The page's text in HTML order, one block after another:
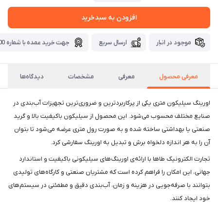
افزودن به سبدخرید
موجود در انبار ارسال سریع جهت خرید عمده با شماره 09371115700 تماس بگیرید.
معرفی محصول معرفی مشخصات دیدگاه‌ها
اورینگ سیلیکون متری یکی از پرکاربردترین و ضروری‌ترین تجهیزات آب‌بندی در
صنایع مختلف محسوب می‌شود. این محصول از سیلیکون باکیفیت بالا و گرید
صنعتی یا بهداشتی ساخته شده و به صورت رول متری عرضه می‌شود تا بتوان
آن را به هر اندازه دلخواه برش و تبدیل به اورینگ سفارشی کرد.
تجارت الکترونیک طاها با ارائه‌ی اورینگ‌های سیلیکونی باکیفیت و استاندارد
جهانی، این امکان را فراهم کرده است که مشتریان صنعتی و کارگاه‌های تولیدی
بتوانند با صرفه‌جویی در هزینه و زمان، آب‌بندی دقیق و مطمئنی در سیستم‌های
خود ایجاد کنند.